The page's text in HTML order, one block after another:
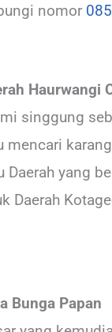
nomor
Haurwangi
singgung
mencari
Daerah yang
Daerah
Bunga Papan